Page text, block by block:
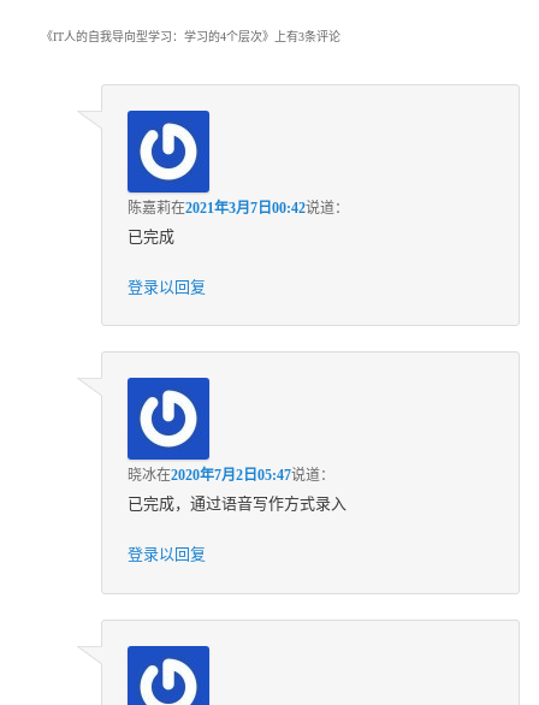
《IT人的自我导向型学习：学习的4个层次》上有3条评论
陈嘉莉在2021年3月7日00:42说道：
已完成
登录以回复
晓冰在2020年7月2日05:47说道：
已完成，通过语音写作方式录入
登录以回复